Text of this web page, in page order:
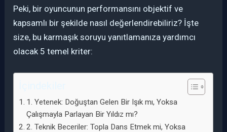
Peki, bir oyuncunun performansını objektif ve
kapsamlı bir şekilde nasıl değerlendirebiliriz? İşte
size, bu karmaşık soruyu yanıtlamanıza yardımcı
olacak 5 temel kriter:
1. Yetenek: Doğuştan Gelen Bir Işık mı, Yoksa
Çalışmayla Parlayan Bir Yıldız mı?
2. Teknik Beceriler: Topla Dans Etmek mi, Yoksa